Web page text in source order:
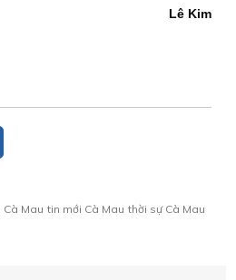
Lê Kim
Cà Mau tin mới Cà Mau thời sự Cà Mau